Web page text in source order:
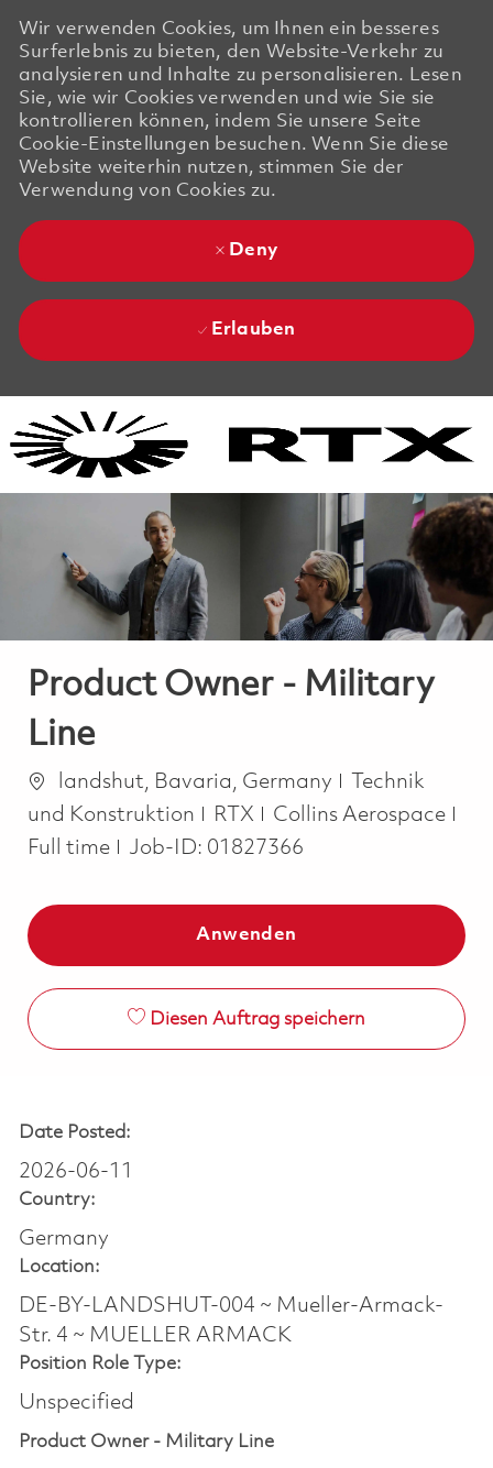
Wir verwenden Cookies, um Ihnen ein besseres
Surferlebnis zu bieten, den Website-Verkehr zu
analysieren und Inhalte zu personalisieren. Lesen
Sie, wie wir Cookies verwenden und wie Sie sie
kontrollieren können, indem Sie unsere Seite
Cookie-Einstellungen besuchen. Wenn Sie diese
Website weiterhin nutzen, stimmen Sie der
Verwendung von Cookies zu.
Deny
Erlauben
Product Owner - Military
Line
Ort landshut, Bavaria, Germany Kategorie
Technik
und Konstruktion
RTX Collins Aerospace
Full time
Job-ID: 01827366
Anwenden
Diesen Auftrag speichern
Date Posted:
2026-06-11
Country:
Germany
Location:
DE-BY-LANDSHUT-004 ~ Mueller-Armack-
Str. 4 ~ MUELLER ARMACK
Position Role Type:
Unspecified
Product Owner - Military Line